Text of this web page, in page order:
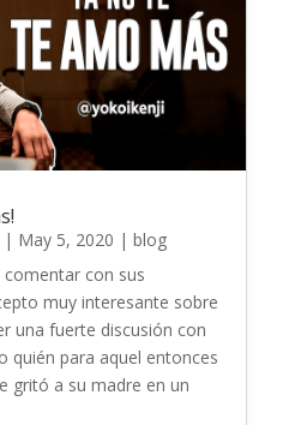
May 5, 2020 | blog
con sus
muy interesante sobre
una fuerte discusión con
quién para aquel entonces
gritó a su madre en un